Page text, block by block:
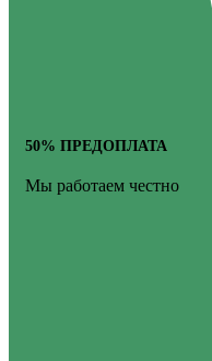
50% ПРЕДОПЛАТА
Мы работаем честно